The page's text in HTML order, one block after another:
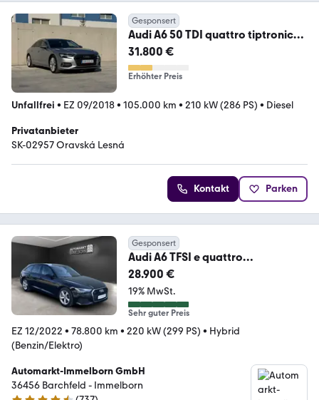
Gesponsert
Audi A6 50 TDI quattro tiptronic
design design
31.800 €
Erhöhter Preis
Unfallfrei • EZ 09/2018• 105.000 km • 210 kW (286 PS) • Diesel
Privatanbieter
SK-02957 Oravská Lesná
Kontakt Parken
Gesponsert
Audi A6 TFSI e quattro
NaviTouch*LED*DAB*18*Tempo*
B&O
28.900 €
19% MwSt.
Sehr guter Preis
EZ 12/2022 • 78.800 km • 220 kW (299 PS) • Hybrid
(Benzin/Elektro)
Automarkt-Immelborn GmbH
36456 Barchfeld - Immelborn